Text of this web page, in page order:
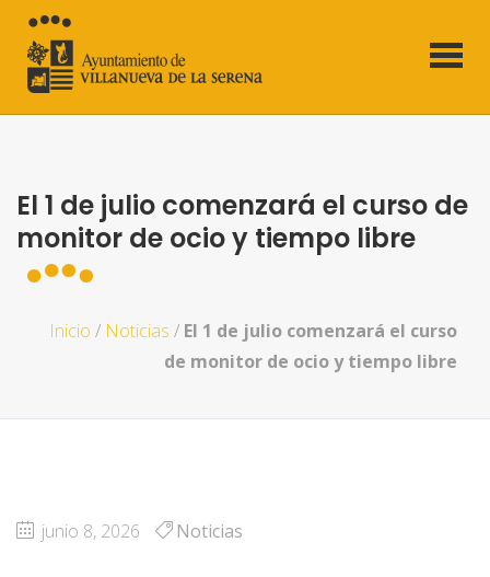
El 1 de julio comenzará el curso de
monitor de ocio y tiempo libre
Inicio / Noticias / El 1 de julio comenzará el curso
de monitor de ocio y tiempo libre
junio 8, 2026 Noticias